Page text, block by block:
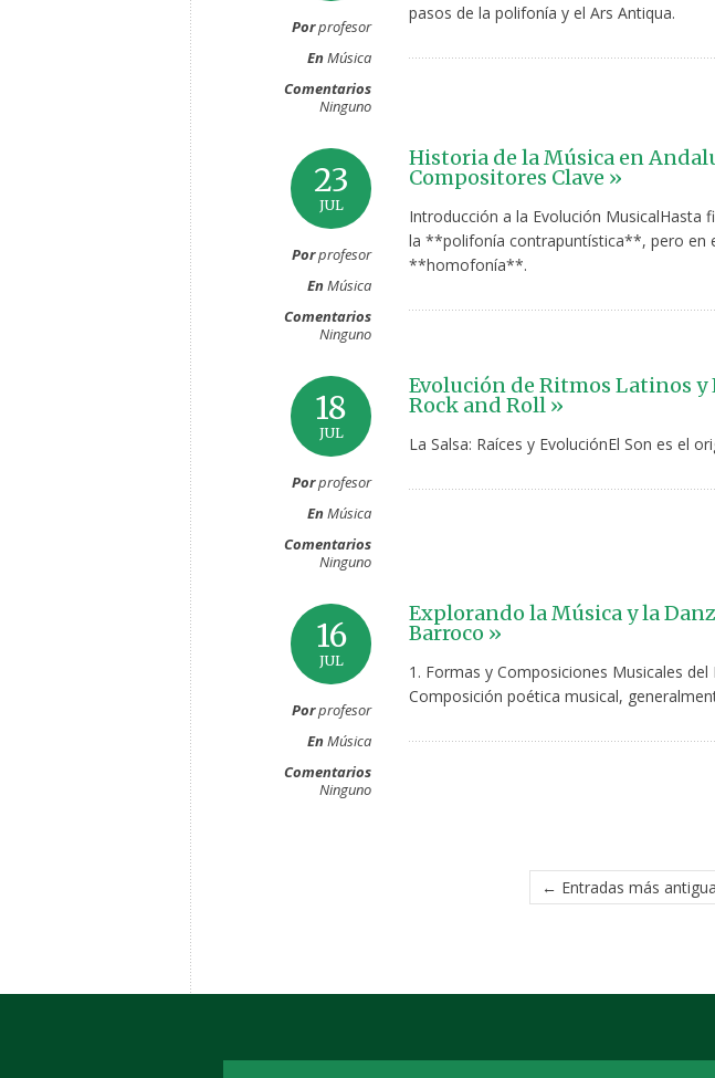
Porprofesor
EnMúsica
Comentarios
Ninguno
pasos de la polifonía y el Ars Antiqua.
23
JUL
Porprofesor
EnMúsica
Comentarios
Ninguno
Historia de la Música en
Compositores Clave »
Introducción a la Evolución
la **polifonía contrapuntística**, pero en
**homofonía**.
18
JUL
Porprofesor
EnMúsica
Comentarios
Ninguno
Evolución de Ritmos Latinos y
Rock and Roll »
La Salsa: Raíces y EvoluciónEl Son es el
16
JUL
Porprofesor
EnMúsica
Comentarios
Ninguno
Explorando la Música y la
Barroco »
1. Formas y Composiciones Musicales del
Composición poética musical,
← Entradas más